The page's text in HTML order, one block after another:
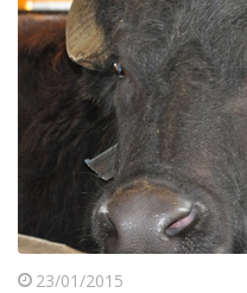
23/01/2015